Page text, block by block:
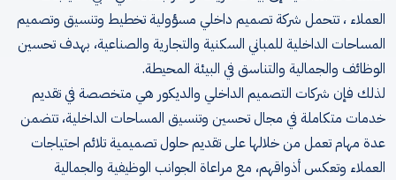
العملاء ، تتحمل شركة تصميم داخلي مسؤولية تخطيط وتنسيق وتصميم
المساحات الداخلية للمباني السكنية والتجارية والصناعية، بهدف تحسين
الوظائف والجمالية والتناسق في البيئة المحيطة.
لذلك فإن شركات التصميم الداخلي والديكور هي متخصصة في تقديم
خدمات متكاملة في مجال تحسين وتنسيق المساحات الداخلية، تتضمن
عدة مهام تعمل من خلالها على تقديم حلول تصميمية تلائم احتياجات
العملاء وتعكس أذواقهم، مع مراعاة الجوانب الوظيفية والجمالية